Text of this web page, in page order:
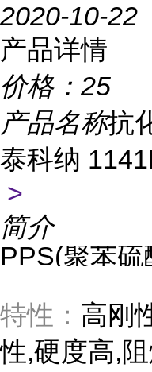
2020-10-22
产品详情
价格： 25
产品名称抗
泰科纳
>
简介
PPS(聚苯硫
特性： 高刚
性,硬度高,